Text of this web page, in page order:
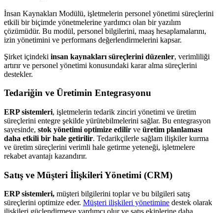
İnsan Kaynakları Modülü, işletmelerin personel yönetimi süreçlerini
etkili bir biçimde yönetmelerine yardımcı olan bir yazılım
çözümüdür. Bu modül, personel bilgilerini, maaş hesaplamalarını,
izin yönetimini ve performans değerlendirmelerini kapsar.
Şirket içindeki insan kaynakları süreçlerini düzenler, verimliliği
artırır ve personel yönetimi konusundaki karar alma süreçlerini
destekler.
Tedariğin ve Üretimin Entegrasyonu
ERP sistemleri, işletmelerin tedarik zinciri yönetimi ve üretim
süreçlerini entegre şekilde yürütebilmelerini sağlar. Bu entegrasyon
sayesinde, stok yönetimi optimize edilir ve üretim planlaması
daha etkili bir hale getirilir. Tedarikçilerle sağlam ilişkiler kurma
ve üretim süreçlerini verimli hale getirme yeteneği, işletmelere
rekabet avantajı kazandırır.
Satış ve Müşteri İlişkileri Yönetimi (CRM)
ERP sistemleri, müşteri bilgilerini toplar ve bu bilgileri satış
süreçlerini optimize eder. Müşteri ilişkileri yönetimine destek olarak